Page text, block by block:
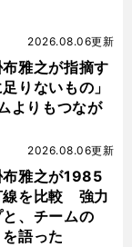
布雅之が指摘す
りないもの」
よりもつなが
2026.08.06更新
布雅之が1985
線を比較 強力
、チームの
を語った
2026.08.06更新